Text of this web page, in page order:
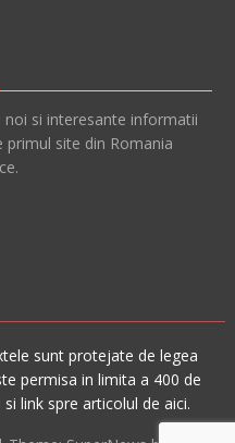
noi si interesante informatii
primul site din Romania
sunt protejate de legea
permisa in limita a 400 de
link spre articolul de aici.